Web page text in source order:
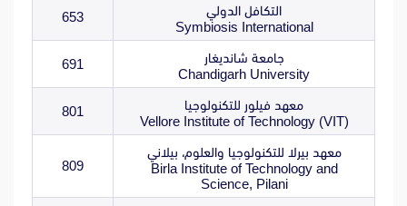
التكافل الدولي
Symbiosis International
653
جامعة شانديغار
Chandigarh University
691
معهد فيلور للتكنولوجيا
Vellore Institute of Technology (VIT)
801
معهد بيرلا للتكنولوجيا والعلوم، بيلاني
Birla Institute of Technology and
Science, Pilani
809